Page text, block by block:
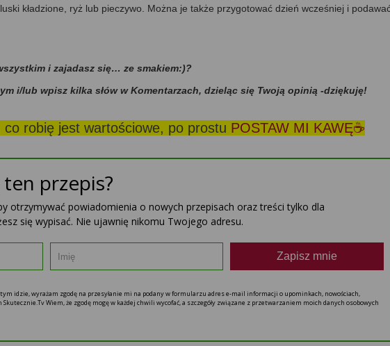
kładzione, ryż lub pieczywo. Można je także przygotować dzień wcześniej i
i zajadasz się… ze smakiem:)?
i/lub wpisz kilka słów w Komentarzach, dzieląc się Twoją opinią -dziękuję!
robię jest wartościowe, po prostu POSTAW MI KAWĘ☕
ten przepis?
otrzymywać powiadomienia o nowych przepisach oraz treści tylko dla
się wypisać. Nie ujawnię nikomu Twojego adresu.
Zapisz mnie
idzie, wyrażam zgodę na przesyłanie mi na podany w formularzu adres e-mail informacji o upominkach, nowościach,
Wiem, że zgodę mogę w każdej chwili wycofać, a szczegóły związane z przetwarzaniem moich danych osobowych